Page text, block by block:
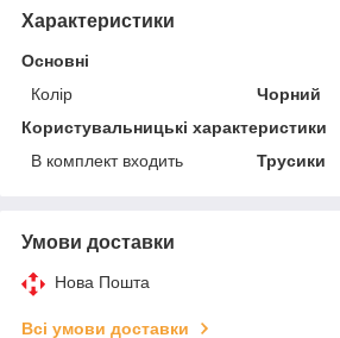
Характеристики
Основні
Колір
Чорний
Користувальницькі характеристики
В комплект входить
Трусики
Умови доставки
Нова Пошта
Всі умови доставки